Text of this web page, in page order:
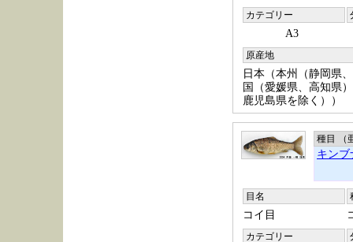
カテゴリー
A3
原産地
日本（本州（静岡県
国（愛媛県、高知県
鹿児島県を除く））
種目 （
キンブ
目名
コイ目
カテゴリー